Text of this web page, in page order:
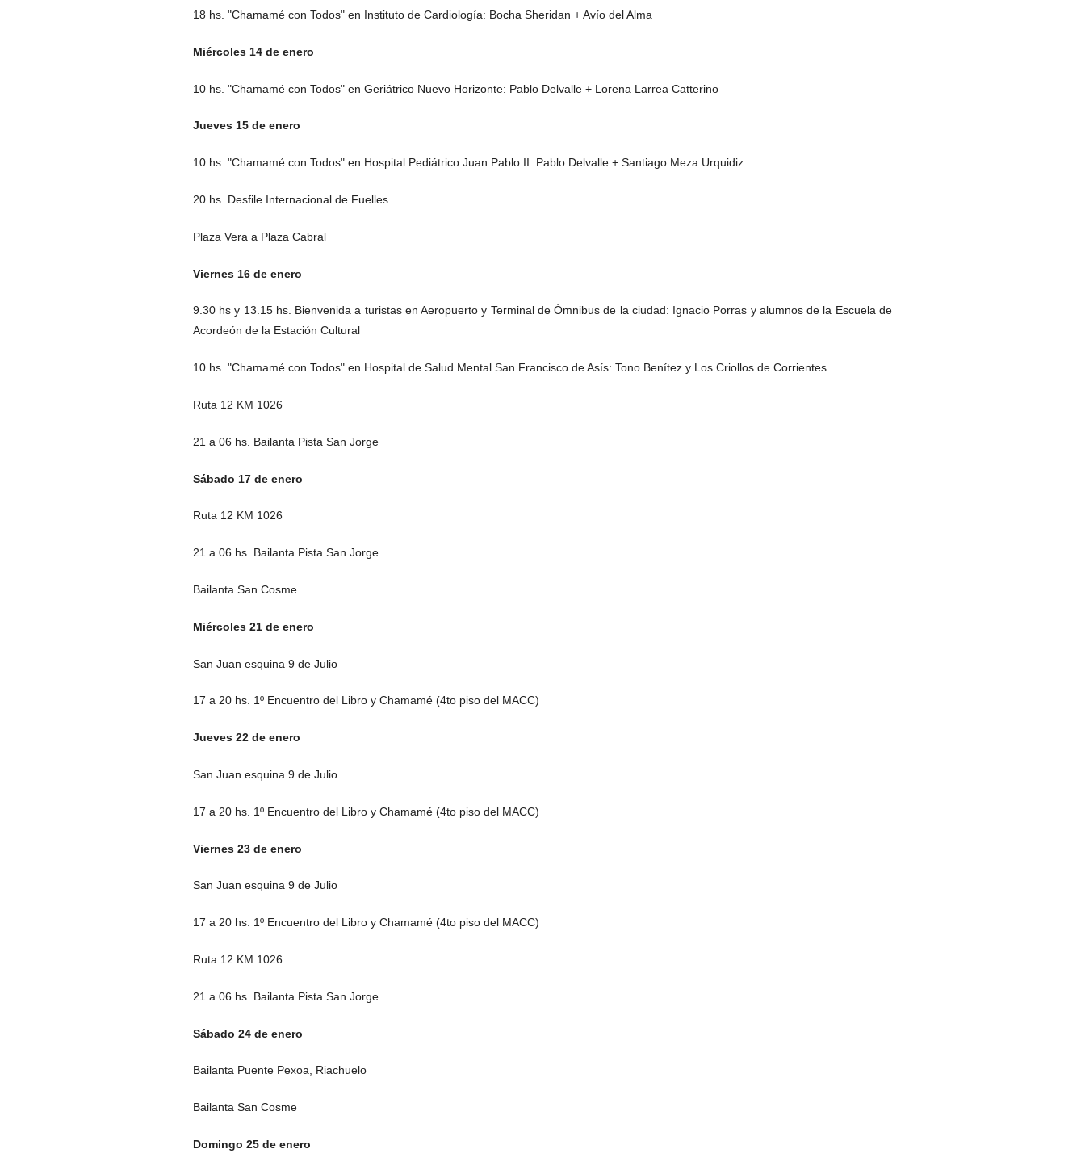
18 hs. "Chamamé con Todos" en Instituto de Cardiología: Bocha Sheridan + Avío del Alma
Miércoles 14 de enero
10 hs. "Chamamé con Todos" en Geriátrico Nuevo Horizonte: Pablo Delvalle + Lorena Larrea Catterino
Jueves 15 de enero
10 hs. "Chamamé con Todos" en Hospital Pediátrico Juan Pablo II: Pablo Delvalle + Santiago Meza Urquidiz
20 hs. Desfile Internacional de Fuelles
Plaza Vera a Plaza Cabral
Viernes 16 de enero
9.30 hs y 13.15 hs. Bienvenida a turistas en Aeropuerto y Terminal de Ómnibus de la ciudad: Ignacio Porras y alumnos de la Escuela de
Acordeón de la Estación Cultural
10 hs. "Chamamé con Todos" en Hospital de Salud Mental San Francisco de Asís: Tono Benítez y Los Criollos de Corrientes
Ruta 12 KM 1026
21 a 06 hs. Bailanta Pista San Jorge
Sábado 17 de enero
Ruta 12 KM 1026
21 a 06 hs. Bailanta Pista San Jorge
Bailanta San Cosme
Miércoles 21 de enero
San Juan esquina 9 de Julio
17 a 20 hs. 1º Encuentro del Libro y Chamamé (4to piso del MACC)
Jueves 22 de enero
San Juan esquina 9 de Julio
17 a 20 hs. 1º Encuentro del Libro y Chamamé (4to piso del MACC)
Viernes 23 de enero
San Juan esquina 9 de Julio
17 a 20 hs. 1º Encuentro del Libro y Chamamé (4to piso del MACC)
Ruta 12 KM 1026
21 a 06 hs. Bailanta Pista San Jorge
Sábado 24 de enero
Bailanta Puente Pexoa, Riachuelo
Bailanta San Cosme
Domingo 25 de enero